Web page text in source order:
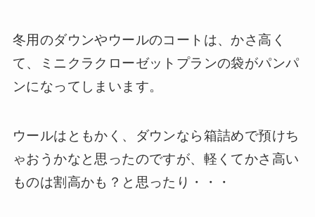
冬用のダウンやウールのコートは、かさ高く
て、ミニクラクローゼットプランの袋がパンパ
ンになってしまいます。
ウールはともかく、ダウンなら箱詰めで預けち
ゃおうかなと思ったのですが、軽くてかさ高い
ものは割高かも？と思ったり・・・